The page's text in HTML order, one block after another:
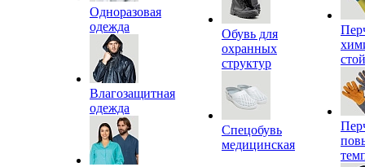
Одноразовая
одежда
Влагозащитная
одежда
Обувь для
охранных
структур
Спецобувь
медицинская